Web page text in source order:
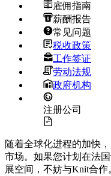
雇佣指南
薪酬报告
常见问题
税收政策
工作签证
劳动法规
政府机构
注册公司
随着全球化进程的加快
市场。如果您计划在法
展空间，不妨与Knit合